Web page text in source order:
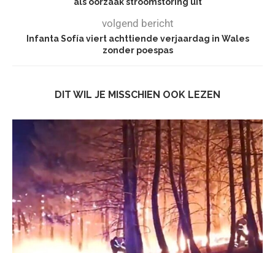
volgend bericht
Infanta Sofía viert achttiende verjaardag in Wales
zonder poespas
DIT WIL JE MISSCHIEN OOK LEZEN